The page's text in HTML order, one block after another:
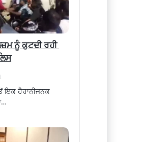
ਨੂੰ ਕੁਟਦੀ ਰਹੀ
ਇਕ ਹੈਰਾਨੀਜਨਕ